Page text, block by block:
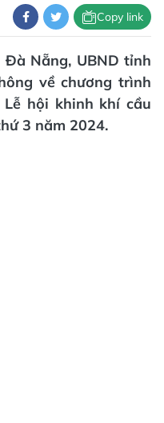
Copy link
Nẵng, UBND tỉnh
về chương trình
hội khinh khí cầu
3 năm 2024.